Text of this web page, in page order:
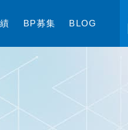
績 BP募集 BLOG